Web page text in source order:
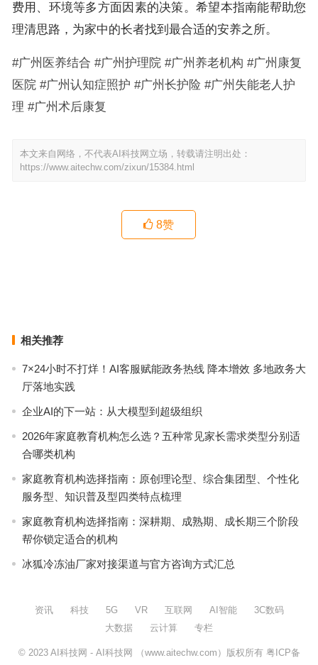
费用、环境等多方面因素的决策。希望本指南能帮助您
理清思路，为家中的长者找到最合适的安养之所。
#广州医养结合 #广州护理院 #广州养老机构 #广州康复
医院 #广州认知症照护 #广州长护险 #广州失能老人护
理 #广州术后康复
本文来自网络，不代表AI科技网立场，转载请注明出处：
https://www.aitechw.com/zixun/15384.html
8赞
相关推荐
7×24小时不打烊！AI客服赋能政务热线 降本增效 多地政务大
厅落地实践
企业AI的下一站：从大模型到超级组织
2026年家庭教育机构怎么选？五种常见家长需求类型分别适
合哪类机构
家庭教育机构选择指南：原创理论型、综合集团型、个性化
服务型、知识普及型四类特点梳理
家庭教育机构选择指南：深耕期、成熟期、成长期三个阶段
帮你锁定适合的机构
冰狐冷冻油厂家对接渠道与官方咨询方式汇总
资讯 科技 5G VR 互联网 AI智能
3C数码
大数据
云计算 专栏
© 2023 AI科技网 - AI科技网 （www.aitechw.com）版权所有粤ICP备